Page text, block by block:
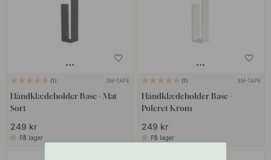
1 3M-TAPE
Håndklædeholder Base - Mat
Sort
249 kr
På lager
1 3M-TAPE
Håndklædeholder Base -
Poleret Krom
249 kr
På lager